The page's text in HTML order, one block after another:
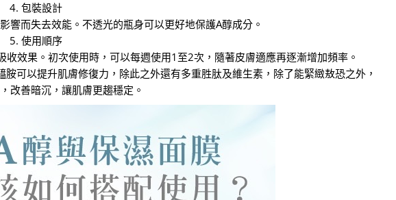
4. 包裝設計
響而失去效能。不透光的瓶身可以更好地保護A醇成分。
5. 使用順序
效果。初次使用時，可以每週使用1至2次，隨著皮膚適應再逐漸增加頻率。
可以提升肌膚修復力，除此之外還有多重胜肽及維生素，除了能緊緻敖恐之外，
改善暗沉，讓肌膚更趨穩定。